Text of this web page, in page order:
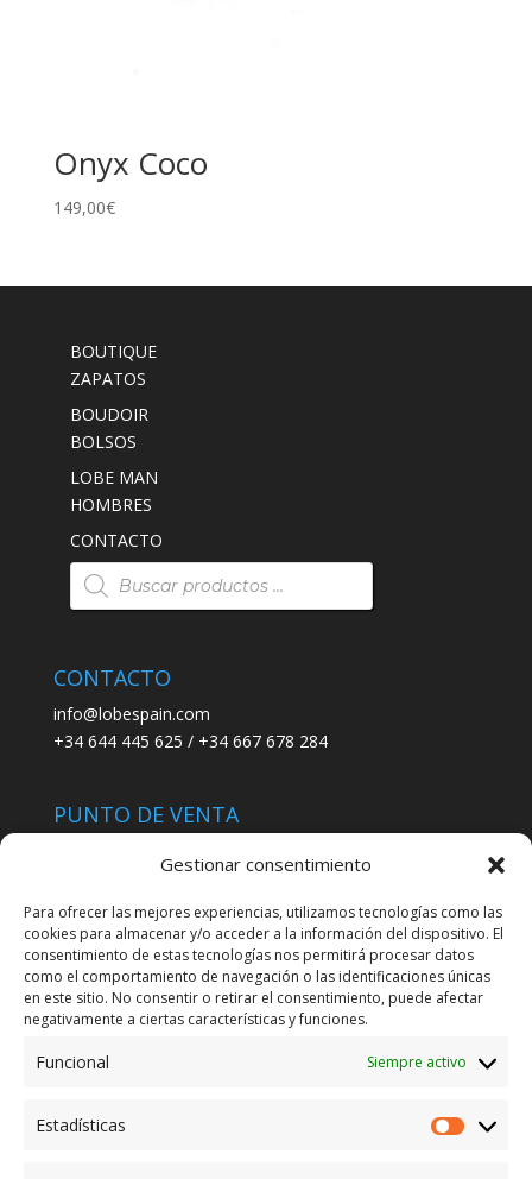
Gestionar consentimiento
Para ofrecer las mejores experiencias, utilizamos tecnologías como las
cookies para almacenar y/o acceder a la información del dispositivo. El
consentimiento de estas tecnologías nos permitirá procesar datos
como el comportamiento de navegación o las identificaciones únicas
en este sitio. No consentir o retirar el consentimiento, puede afectar
negativamente a ciertas características y funciones.
Funcional Siempre activo
Estadísticas
Onyx Coco
149,00€
BOUTIQUE
ZAPATOS
BOUDOIR
BOLSOS
LOBE MAN
HOMBRES
CONTACTO
Búsqueda
de
productos
CONTACTO
info@lobespain.com
+34 644 445 625 / +34 667 678 284
PUNTO DE VENTA
C/ San José 6, 11004 Cádiz
LEGAL
POLÍTICA DE ENVÍO
TERMINOS Y CONDICIONES